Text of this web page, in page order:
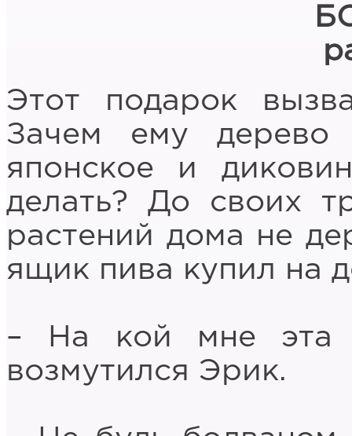
Этот подарок
Зачем ему
японское и
делать? До своих
растений дома не
ящик пива купил на
– На кой мне эта
возмутился Эрик.